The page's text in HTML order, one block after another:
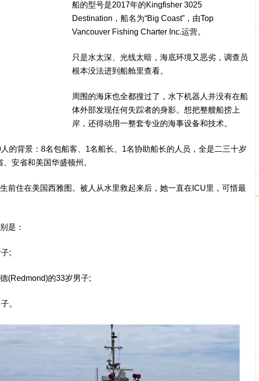
船的型号是2017年的Kingfisher 3025
Destination，船名为“Big Coast”，由Top
Vancouver Fishing Charter Inc.运营。
只是水太深、光线太暗，海底环境又恶劣，调查员
根本没法进到船舱里查看。
周围的海床也全都搜过了，水下机器人并没有在船
体外部发现任何失踪者的身影。想把整艘船捞上
岸，还得动用一整套专业的海事设备和技术。
的背景：8名包船客、1名船长、1名协助船长的人员，全是二三十岁
安省和美国华盛顿州。
前住在美国西雅图。被人从水里救起来后，她一直在ICU里，可惜最
是：
;
(Redmond)的33岁男子;
。